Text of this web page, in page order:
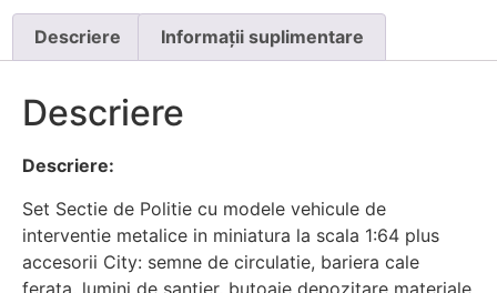
Descriere Informații suplimentare
Descriere
Descriere:
Set Sectie de Politie cu modele vehicule de
interventie metalice in miniatura la scala 1:64 plus
accesorii City: semne de circulatie, bariera cale
ferata, lumini de santier, butoaie depozitare materiale